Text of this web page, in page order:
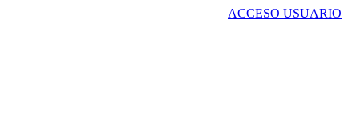
ACCESO USUARIO